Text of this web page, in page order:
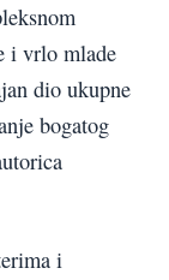
i vrlo mlade
dio ukupne
bogatog
i